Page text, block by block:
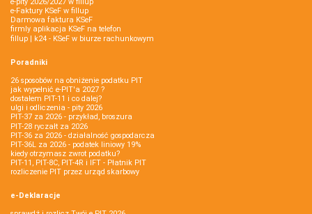
e‑Faktury KSeF w fillup
Darmowa faktura KSeF
firmly aplikacja KSeF na telefon
fillup | k24 - KSeF w biurze rachunkowym
Poradniki
26 sposobów na obniżenie podatku PIT
jak wypełnić e-PIT'a 2027 ?
dostałem PIT-11 i co dalej?
ulgi i odliczenia - pity 2026
PIT-37 za 2026 - przykład, broszura
PIT-28 ryczałt za 2026
PIT-36 za 2026 - działalność gospodarcza
PIT-36L za 2026 - podatek liniowy 19%
kiedy otrzymasz zwrot podatku?
PIT-11, PIT-8C, PIT-4R i IFT - Płatnik PIT
rozliczenie PIT przez urząd skarbowy
e-Deklaracje